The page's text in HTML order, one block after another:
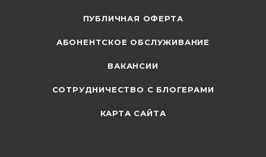
ПУБЛИЧНАЯ ОФЕРТА
АБОНЕНТСКОЕ ОБСЛУЖИВАНИЕ
ВАКАНСИИ
СОТРУДНИЧЕСТВО С БЛОГЕРАМИ
КАРТА САЙТА